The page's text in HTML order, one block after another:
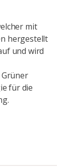
mit
hergestellt
und wird
für die